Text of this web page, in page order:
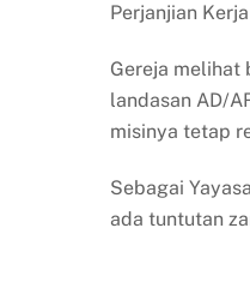
Perjanjian
Gereja melihat
landasan AD/
misinya tetap
Sebagai
ada tuntutan